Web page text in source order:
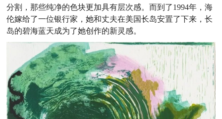
分割，那些纯净的色块更加具有层次感。而到了1994年，海
伦嫁给了一位银行家，她和丈夫在美国长岛安置了下来，长
岛的碧海蓝天成为了她创作的新灵感。